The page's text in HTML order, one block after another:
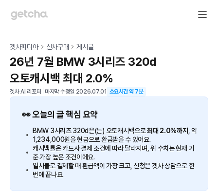
겟차피디아 신차구매 게시글
26년 7월 BMW 3시리즈 320d
오토캐시백 최대 2.0%
겟차 AI 리포터 마지막 수정일 2026.07.01 소요시간 약7분
👀 오늘의 글 핵심 요약
BMW 3시리즈 320d은(는) 오토캐시백으로최대 2.0%까지 , 약
1,234,000원을 현금으로 환급받을 수 있어요.
캐시백률은 카드사·결제 조건에 따라 달라지며, 위 수치는 현재 기
준 가장 높은 조건이에요.
일시불로 결제할 때 환급액이 가장 크고, 신청은 겟차 상담으로 한
번에 끝나요.